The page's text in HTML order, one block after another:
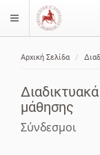
$langMenu
Αρχική Σελίδα
μάθησης
Σύνδεσμοι